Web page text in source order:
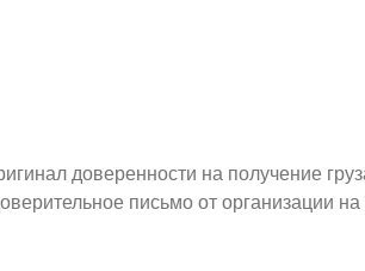
доверенности на получение
письмо от организации